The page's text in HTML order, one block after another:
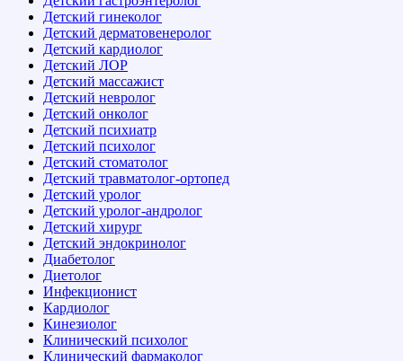
Детский гинеколог
Детский дерматовенеролог
Детский кардиолог
Детский ЛОР
Детский массажист
Детский невролог
Детский онколог
Детский психиатр
Детский психолог
Детский стоматолог
Детский травматолог-ортопед
Детский уролог
Детский уролог-андролог
Детский хирург
Детский эндокринолог
Диабетолог
Диетолог
Инфекционист
Кардиолог
Кинезиолог
Клинический психолог
Клинический фармаколог